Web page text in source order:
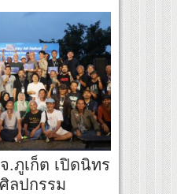
.ภูเก็ต เปิดนิทร
ลปกรรม